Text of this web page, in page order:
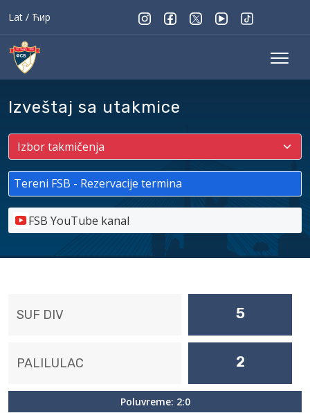
Lat / Ћир
Izveštaj sa utakmice
Tereni FSB - Rezervacije termina
FSB YouTube kanal
SUF DIV 5
PALILULAC 2
Poluvreme: 2:0